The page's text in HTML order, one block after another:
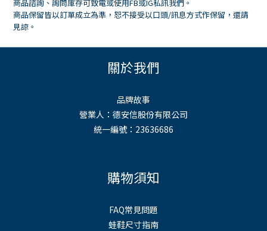
商品諮詢、詢問庫存可致電或使用FB或IG私訊我們。
商品保留皆以訂單成立為準，恕不接受以口頭/訊息方式作保留，還請
見諒。
關於我們
品牌故事
營業人：德安信股份有限公司
統一編號：23636686
購物須知
FAQ常見問題
蛙鞋尺寸指南